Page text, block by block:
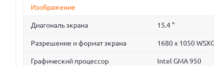
Изображение
Диагональ экрана 15.4 "
Разрешение и формат экрана 1680 x 1050
Графический процессор Intel GMA 950